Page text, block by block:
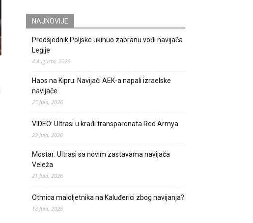
NAJNOVIJE
Predsjednik Poljske ukinuo zabranu vođi navijača
Legije
4 Augusta, 2026
Haos na Kipru: Navijači AEK-a napali izraelske
navijače
25 Jula, 2026
VIDEO: Ultrasi u krađi transparenata Red Armya
22 Jula, 2026
Mostar: Ultrasi sa novim zastavama navijača
Veleža
21 Jula, 2026
Otmica maloljetnika na Kaluđerici zbog navijanja?
18 Jula, 2026